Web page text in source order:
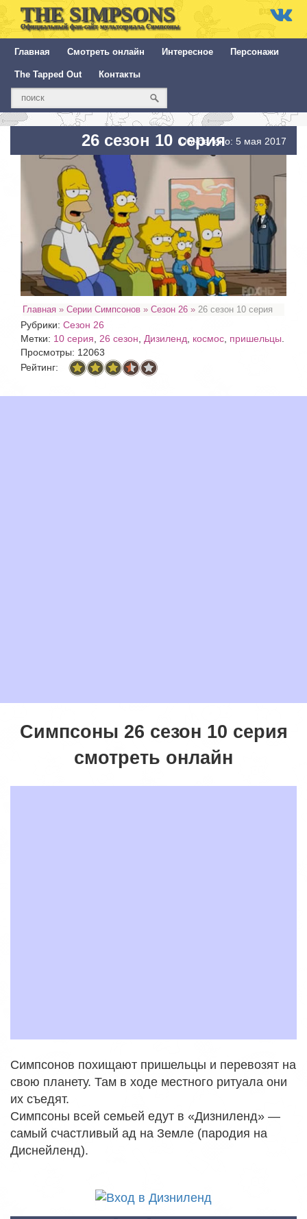
THE SIMPSONS
Официальный фан-сайт мультсериала Симпсоны
Главная Смотреть онлайн Интересное Персонажи
The Tapped Out Контакты
26 сезон 10 серияОбновлено: 5 мая 2017
Главная » Серии Симпсонов » Сезон 26 » 26 сезон 10 серия
Рубрики: Сезон 26
Метки: 10 серия 26 сезон Дизиленд космос пришельцы
Просмотры: 12063
Рейтинг:
Симпсоны 26 сезон 10 серия
смотреть онлайн
Симпсонов похищают пришельцы и перевозят на
свою планету. Там в ходе местного ритуала они
их съедят.
Симпсоны всей семьей едут в «Дизниленд» —
самый счастливый ад на Земле (пародия на
Диснейленд).